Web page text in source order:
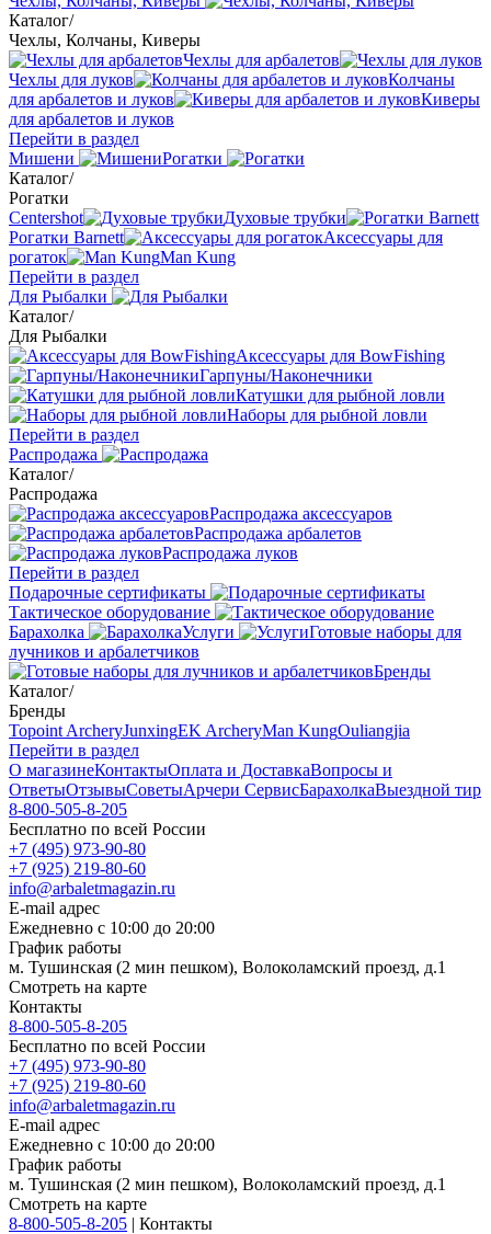
Каталог/
Чехлы, Колчаны, Киверы
Чехлы для арбалетов
Чехлы для луков
Колчаны
для арбалетов и луков
Киверы
для арбалетов и луков
Перейти в раздел
Мишени
Рогатки
Каталог/
Рогатки
Centershot
Духовые трубки
Рогатки Barnett
Аксессуары для
рогаток
Man Kung
Перейти в раздел
Для Рыбалки
Каталог/
Для Рыбалки
Аксессуары для BowFishing
Гарпуны/Наконечники
Катушки для рыбной ловли
Наборы для рыбной ловли
Перейти в раздел
Распродажа
Каталог/
Распродажа
Распродажа аксессуаров
Распродажа арбалетов
Распродажа луков
Перейти в раздел
Подарочные сертификаты
Тактическое оборудование
Барахолка
Услуги
Готовые наборы для
лучников и арбалетчиков
Бренды
Каталог/
Бренды
Topoint ArcheryJunxingEK ArcheryMan KungOuliangjia
Перейти в раздел
О магазинеКонтактыОплата и ДоставкаВопросы и
ОтветыОтзывыСоветыАрчери СервисБарахолкаВыездной тир
8-800-505-8-205
Бесплатно по всей России
+7 (495) 973-90-80
+7 (925) 219-80-60
info@arbaletmagazin.ru
E-mail адрес
Ежедневно с 10:00 до 20:00
График работы
м. Тушинская (2 мин пешком), Волоколамский проезд, д.1
Смотреть на карте
Контакты
8-800-505-8-205
Бесплатно по всей России
+7 (495) 973-90-80
+7 (925) 219-80-60
info@arbaletmagazin.ru
E-mail адрес
Ежедневно с 10:00 до 20:00
График работы
м. Тушинская (2 мин пешком), Волоколамский проезд, д.1
Смотреть на карте
8-800-505-8-205 | Контакты